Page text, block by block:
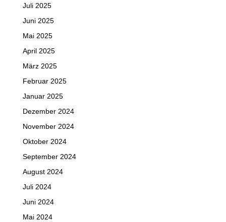
Juli 2025
Juni 2025
Mai 2025
April 2025
März 2025
Februar 2025
Januar 2025
Dezember 2024
November 2024
Oktober 2024
September 2024
August 2024
Juli 2024
Juni 2024
Mai 2024